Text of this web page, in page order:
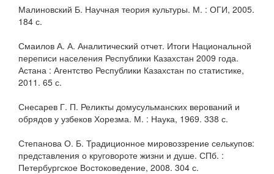
Малиновский Б. Научная теория культуры. М. : ОГИ, 2005.
184 с.
Смаилов А. А. Аналитический отчет. Итоги Национальной
переписи населения Республики Казахстан 2009 года.
Астана : Агентство Республики Казахстан по статистике,
2011. 65 с.
Снесарев Г. П. Реликты домусульманских верований и
обрядов у узбеков Хорезма. М. : Наука, 1969. 338 с.
Степанова О. Б. Традиционное мировоззрение селькупов:
представления о круговороте жизни и душе. СПб. :
Петербургское Востоковедение, 2008. 304 с.